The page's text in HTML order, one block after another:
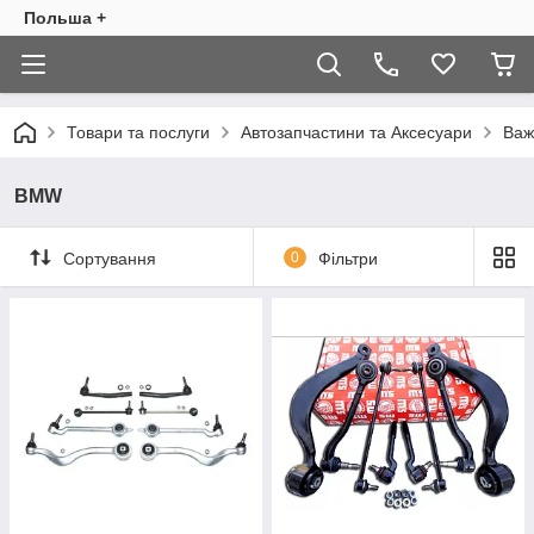
Польша +
Товари та послуги Автозапчастини та Аксесуари
BMW
Сортування 0 Фільтри